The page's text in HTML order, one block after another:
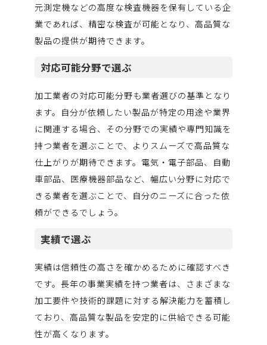
元測定機などの高度な検査機器を保有している企
業であれば、精密な検査が可能となり、高品質な
製品の提供が期待できます。
対応可能分野で選ぶ
加工業者の対応可能分野も業者選びの基準となり
ます。自分が依頼したい製品が特定の用途や業界
に関連する場合、その分野での実績や専門知識を
持つ業者を選ぶことで、よりスムーズで高品質な
仕上がりが期待できます。電気・電子部品、自動
車部品、医療機器部品など、幅広い分野に対応で
きる業者を選ぶことで、自分のニーズに合った依
頼ができるでしょう。
実績で選ぶ
実績は信頼性の高さを確かめるために確認すべき
です。長年の事業実績を持つ業者は、さまざまな
加工要件や技術的課題に対する解決能力を蓄積し
ており、高品質な製品を安定的に供給できる可能
性が高くなります。